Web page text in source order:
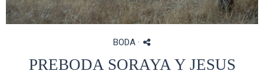
BODA·
PREBODA SORAYA Y JESUS